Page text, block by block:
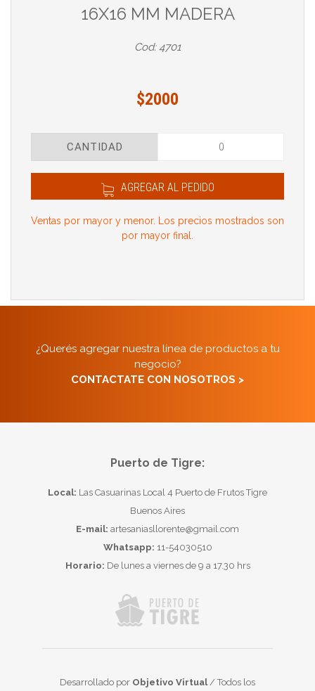
16X16 MM MADERA
Cod: 4701
$2000
CANTIDAD
AGREGAR AL PEDIDO
Ventas por mayor y menor. Los precios mostrados son
por mayor final.
¿Querés agregar nuestra línea de productos a tu
negocio?
CONTACTATE CON NOSOTROS >
Puerto de Tigre:
Local: Las Casuarinas Local 4 Puerto de Frutos Tigre
Buenos Aires
E-mail: artesaniasllorente@gmail.com
Whatsapp: 11-54030510
Horario: De lunes a viernes de 9 a 17.30 hrs
Desarrollado por Objetivo Virtual/ Todos los